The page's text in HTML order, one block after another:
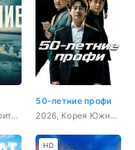
2026, Великобритания, Франция, США, триллер, драма, военный, история
50-летние профи
2026, Корея Южная, комедия, боевик, криминал
HD